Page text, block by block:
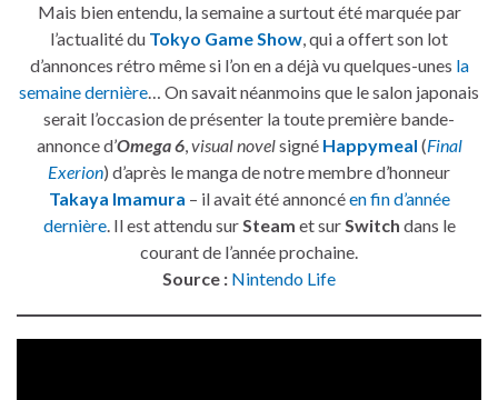
Mais bien entendu, la semaine a surtout été marquée par
l’actualité du Tokyo Game Show, qui a offert son lot
d’annonces rétro même si l’on en a déjà vu quelques-unes la
semaine dernière… On savait néanmoins que le salon japonais
serait l’occasion de présenter la toute première bande-
annonce d’Omega 6,visual novelsigné Happymeal (Final
Exerion) d’après le manga de notre membre d’honneur
Takaya Imamura – il avait été annoncéen fin d’année
dernière. Il est attendu surSteam et surSwitch dans le
courant de l’année prochaine.
Source : Nintendo Life